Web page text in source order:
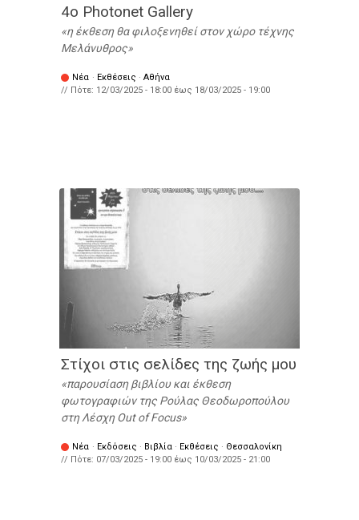
4ο Photonet Gallery
η έκθεση θα φιλοξενηθεί στον χώρο τέχνης
Μελάνυθρος
Νέα · Εκθέσεις · Αθήνα
// Πότε: 12/03/2025 - 18:00 έως 18/03/2025 - 19:00
Στίχοι στις σελίδες της ζωής μου
παρουσίαση βιβλίου και έκθεση
φωτογραφιών της Ρούλας Θεοδωροπούλου
στη Λέσχη Out of Focus
Νέα · Εκδόσεις · Βιβλία · Εκθέσεις · Θεσσαλονίκη
// Πότε: 07/03/2025 - 19:00 έως 10/03/2025 - 21:00